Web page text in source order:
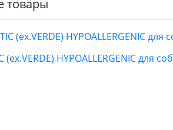
товары
(ex.VERDE) HYPOALLERGENIC для